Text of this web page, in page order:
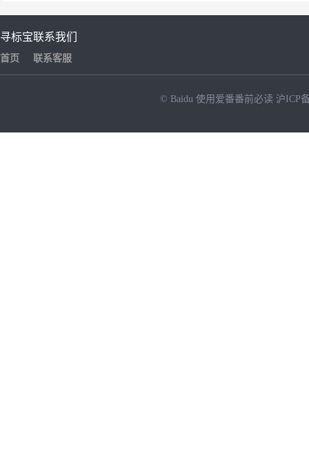
寻标宝
首页
联系我们
联系客服
© Baidu 使用爱番番前必读 沪ICP